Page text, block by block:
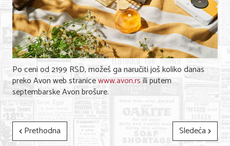
Po ceni od 2199 RSD, možeš ga naručiti još koliko danas
preko Avon web stranicewww.avon.rsili putem
septembarske Avon brošure.
Prethodna Sledeća